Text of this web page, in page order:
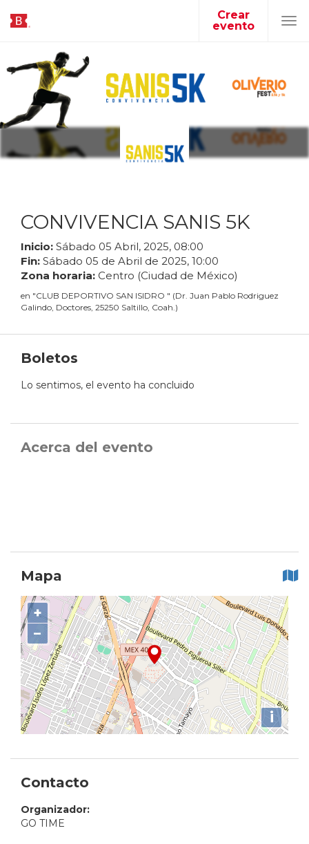
Crear
evento
CONVIVENCIA SANIS 5K
Inicio: Sábado 05 Abril, 2025, 08:00
Fin: Sábado 05 de Abril de 2025, 10:00
Zona horaria: Centro (Ciudad de México)
en "CLUB DEPORTIVO SAN ISIDRO " (Dr. Juan Pablo Rodriguez
Galindo, Doctores, 25250 Saltillo, Coah.)
Boletos
Lo sentimos, el evento ha concluido
Acerca del evento
Mapa
+
−
i
Contacto
Organizador:
GO TIME